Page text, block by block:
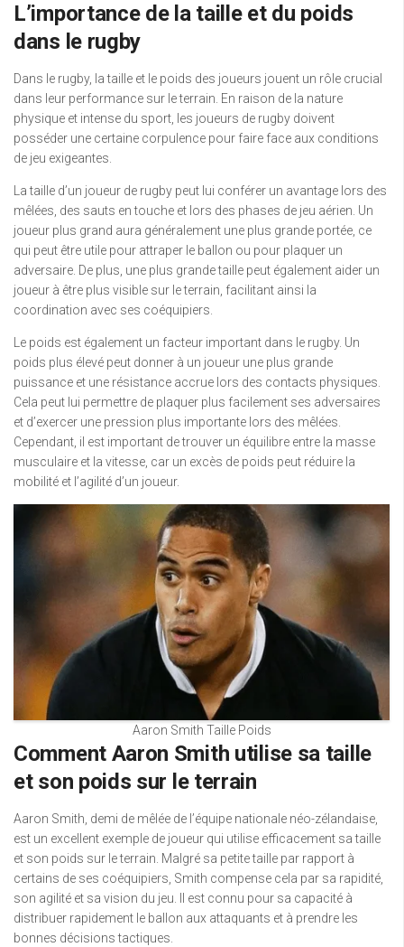
L’importance de la taille et du poids
dans le rugby
Dans le rugby, la taille et le poids des joueurs jouent un rôle crucial
dans leur performance sur le terrain. En raison de la nature
physique et intense du sport, les joueurs de rugby doivent
posséder une certaine corpulence pour faire face aux conditions
de jeu exigeantes.
La taille d’un joueur de rugby peut lui conférer un avantage lors des
mêlées, des sauts en touche et lors des phases de jeu aérien. Un
joueur plus grand aura généralement une plus grande portée, ce
qui peut être utile pour attraper le ballon ou pour plaquer un
adversaire. De plus, une plus grande taille peut également aider un
joueur à être plus visible sur le terrain, facilitant ainsi la
coordination avec ses coéquipiers.
Le poids est également un facteur important dans le rugby. Un
poids plus élevé peut donner à un joueur une plus grande
puissance et une résistance accrue lors des contacts physiques.
Cela peut lui permettre de plaquer plus facilement ses adversaires
et d’exercer une pression plus importante lors des mêlées.
Cependant, il est important de trouver un équilibre entre la masse
musculaire et la vitesse, car un excès de poids peut réduire la
mobilité et l’agilité d’un joueur.
Aaron Smith Taille Poids
Comment Aaron Smith utilise sa taille
et son poids sur le terrain
Aaron Smith, demi de mêlée de l’équipe nationale néo-zélandaise,
est un excellent exemple de joueur qui utilise efficacement sa taille
et son poids sur le terrain. Malgré sa petite taille par rapport à
certains de ses coéquipiers, Smith compense cela par sa rapidité,
son agilité et sa vision du jeu. Il est connu pour sa capacité à
distribuer rapidement le ballon aux attaquants et à prendre les
bonnes décisions tactiques.